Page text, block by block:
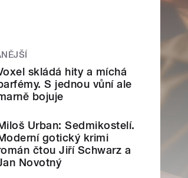
skládá hity a míchá
S jednou vůní ale
bojuje
Urban: Sedmikostelí.
gotický krimi
čtou Jiří Schwarz a
Novotný